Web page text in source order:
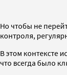
Но чтобы не
контроля,
В этом контексте
что всегда было